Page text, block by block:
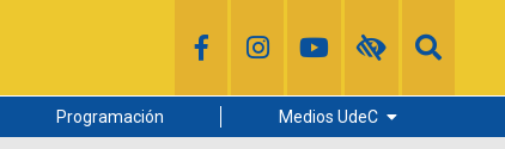
Programación Medios UdeC